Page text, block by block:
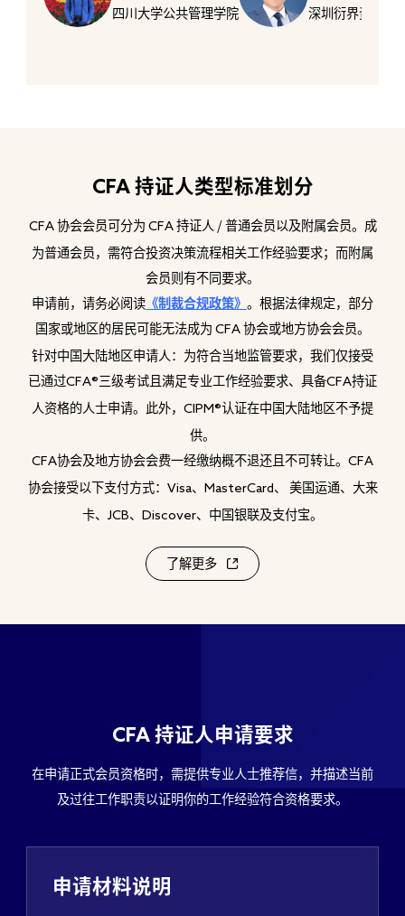
四川大学公共管理学院
深圳衍界资讯有
CFA 持证人类型标准划分
CFA 协会会员可分为 CFA 持证人 / 普通会员以及附属会员。成
为普通会员，需符合投资决策流程相关工作经验要求；而附属
会员则有不同要求。
申请前，请务必阅读 《制裁合规政策》 。根据法律规定，部分
国家或地区的居民可能无法成为 CFA 协会或地方协会会员。
针对中国大陆地区申请人：为符合当地监管要求，我们仅接受
已通过CFA®三级考试且满足专业工作经验要求、具备CFA持证
人资格的人士申请。此外， CIPM®认证在中国大陆地区不予提
供。
CFA协会及地方协会会费一经缴纳概不退还且不可转让。 CFA
协会接受以下支付方式： Visa、MasterCard、
美国运通、大来
卡、 JCB、Discover、 中国银联及支付宝。
了解更多
CFA持证人申请要求
在申请正式会员资格时，需提供专业人士推荐信，并描述当前
及过往工作职责以证明你的工作经验符合资格要求。
申请材料说明